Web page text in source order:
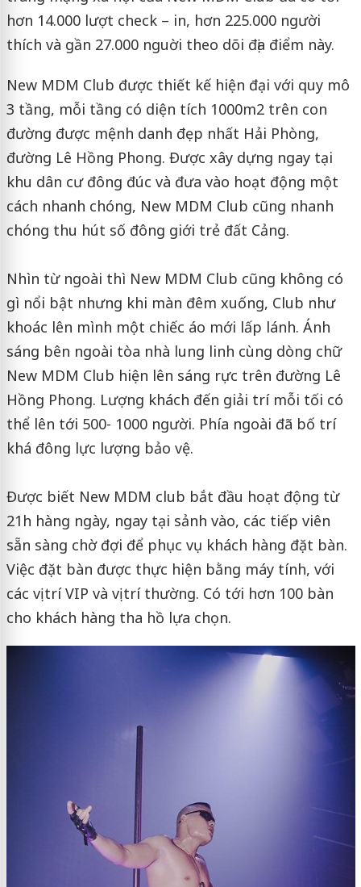
hơn 14.000 lượt check – in, hơn 225.000 người
thích và gần 27.000 nguời theo dõi địa điểm này.
New MDM Club được thiết kế hiện đại với quy mô
3 tầng, mỗi tầng có diện tích 1000m2 trên con
đường được mệnh danh đẹp nhất Hải Phòng,
đường Lê Hồng Phong. Được xây dựng ngay tại
khu dân cư đông đúc và đưa vào hoạt động một
cách nhanh chóng, New MDM Club cũng nhanh
chóng thu hút số đông giới trẻ đất Cảng.
Nhìn từ ngoài thì New MDM Club cũng không có
gì nổi bật nhưng khi màn đêm xuống, Club như
khoác lên mình một chiếc áo mới lấp lánh. Ánh
sáng bên ngoài t‌òa nhà lung linh cùng dòng chữ
New MDM Club hiện lên sáng rực trên đường Lê
Hồng Phong. Lượng khách đến giải trí mỗi tối có
thể lên tới 500- 1000 người. Phía ngoài đã bố trí
khá đông lực lượng bảo vệ.
Được biết New MDM club b‌ắt đầu hoạt động từ
21h hàng ngày, ngay tại sảnh vào, các t‌iếp v‌iên
sẵn sàng chờ đợi để phục vụ khách hàng đặt bàn.
Việc đặt bàn được thực hiện bằng máy tính, với
các vị trí VIP và vị trí thường. Có tới hơn 100 bàn
cho khách hàng tha hồ lựa chọn.